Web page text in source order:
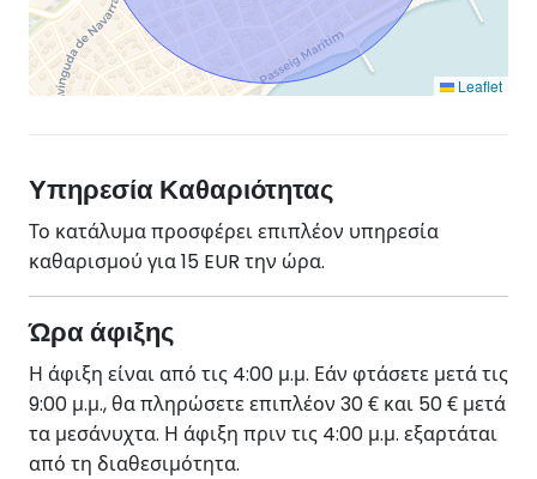
Leaflet
Υπηρεσία Καθαριότητας
Το κατάλυμα προσφέρει επιπλέον υπηρεσία
καθαρισμού για 15 EUR την ώρα.
Ώρα άφιξης
Η άφιξη είναι από τις 4:00 μ.μ. Εάν φτάσετε μετά τις
9:00 μ.μ., θα πληρώσετε επιπλέον 30 € και 50 € μετά
τα μεσάνυχτα. Η άφιξη πριν τις 4:00 μ.μ. εξαρτάται
από τη διαθεσιμότητα.